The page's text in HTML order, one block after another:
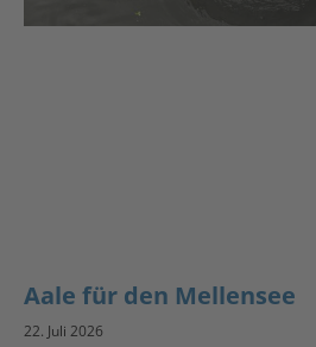
Aale für den Mellensee
22. Juli 2026